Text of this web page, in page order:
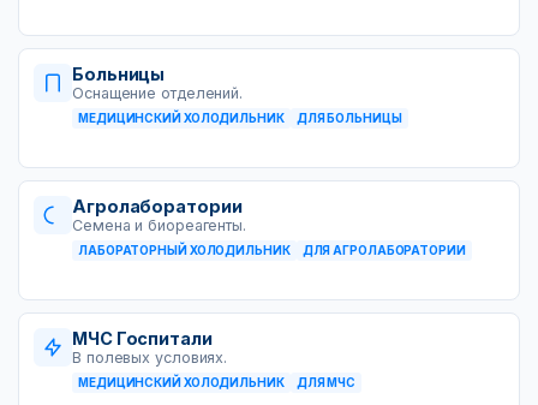
Больницы
Оснащение отделений.
МЕДИЦИНСКИЙ ХОЛОДИЛЬНИК ДЛЯ БОЛЬНИЦЫ
Агролаборатории
Семена и биореагенты.
ЛАБОРАТОРНЫЙ ХОЛОДИЛЬНИК ДЛЯ АГРОЛАБОРАТОРИИ
МЧС Госпитали
В полевых условиях.
МЕДИЦИНСКИЙ ХОЛОДИЛЬНИК ДЛЯ МЧС